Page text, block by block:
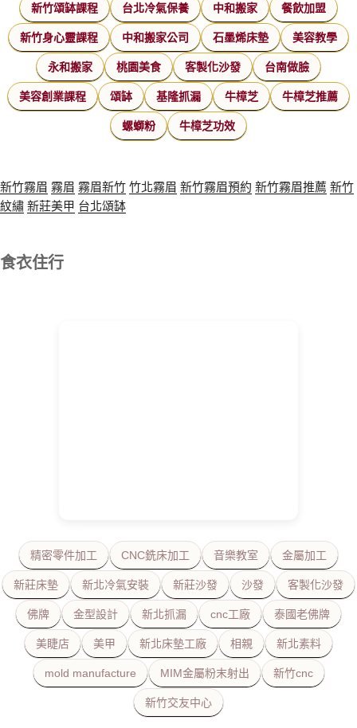
新竹頌缽課程 台北冷氣保養 中和搬家 餐飲加盟
新竹身心靈課程 中和搬家公司 石墨烯床墊 美容教學
永和搬家 桃園美食 客製化沙發 台南做臉
美容創業課程 頌缽 基隆抓漏 牛樟芝 牛樟芝推薦
螺螄粉 牛樟芝功效
新竹霧眉 霧眉 霧眉新竹竹北霧眉 新竹霧眉預約 新竹霧眉推薦 新竹
紋繡新莊美甲 台北頌缽
食衣住行
精密零件加工 CNC銑床加工 音樂教室 金屬加工
新莊床墊 新北冷氣安裝 新莊沙發 沙發 客製化沙發
佛牌 金型設計 新北抓漏 cnc工廠 泰國老佛牌
美睫店 美甲 新北床墊工廠 相親 新北素料
mold manufacture MIM金屬粉末射出 新竹cnc
新竹交友中心